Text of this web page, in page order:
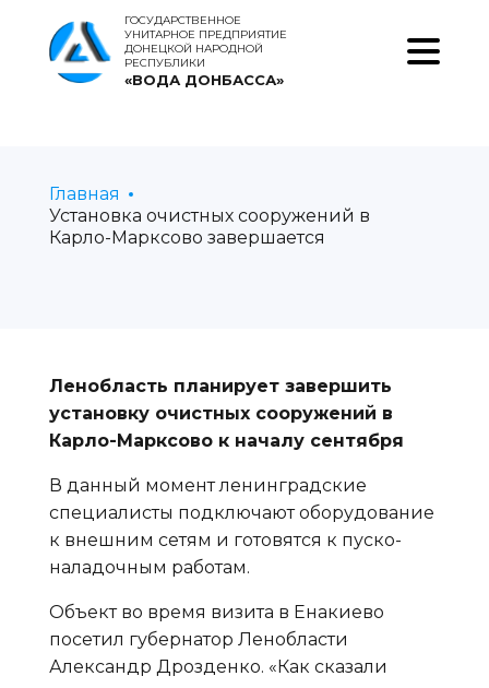
ГОСУДАРСТВЕННОЕ
УНИТАРНОЕ ПРЕДПРИЯТИЕ
ДОНЕЦКОЙ НАРОДНОЙ
РЕСПУБЛИКИ
«ВОДА ДОНБАССА»
Главная
Установка очистных сооружений в
Карло-Марксово завершается
Ленобласть планирует завершить
установку очистных сооружений в
Карло-Марксово к началу сентября
В данный момент ленинградские
специалисты подключают оборудование
к внешним сетям и готовятся к пуско-
наладочным работам.
Объект во время визита в Енакиево
посетил губернатор Ленобласти
Александр Дрозденко. «Как сказали